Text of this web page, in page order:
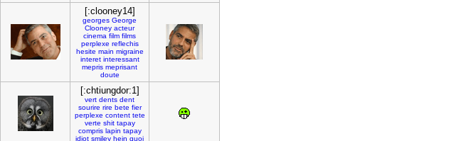
[:clooney14]
georges George
Clooney acteur
cinema film films
perplexe reflechis
hesite main migraine
interet interessant
mepris meprisant
doute
[:chtiungdor:1]
vert dents dent
sourire rire bete fier
perplexe content tete
verte shit tapay
compris lapin tapay
idiot smiley hein quoi